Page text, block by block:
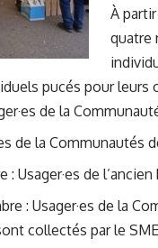
À
quatre
pucés pour
de la
de la Communautés
: Usager·es de
: Usager·es de la
collectés par le